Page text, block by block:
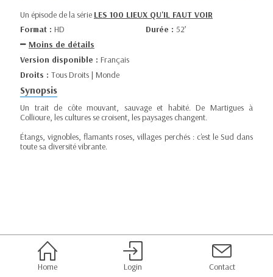
Un épisode de la série LES 100 LIEUX QU'IL FAUT VOIR
Format : HD Durée : 52’
Moins de détails
Version disponible : Français
Droits : Tous Droits | Monde
Synopsis
Un trait de côte mouvant, sauvage et habité. De Martigues à
Collioure, les cultures se croisent, les paysages changent.
Étangs, vignobles, flamants roses, villages perchés : c'est le Sud dans
toute sa diversité vibrante.
Home Login Contact